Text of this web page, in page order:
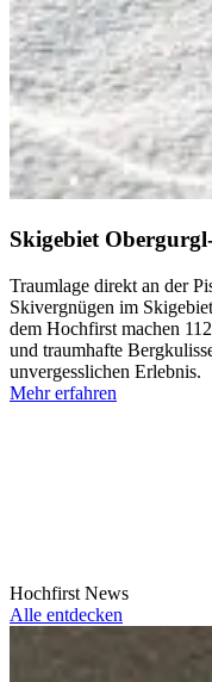
Skigebiet
Traumlage direkt an der
Skivergnügen im
dem Hochfirst machen
und traumhafte
unvergesslichen Erlebnis.
Mehr erfahren
Hochfirst News
Alle entdecken